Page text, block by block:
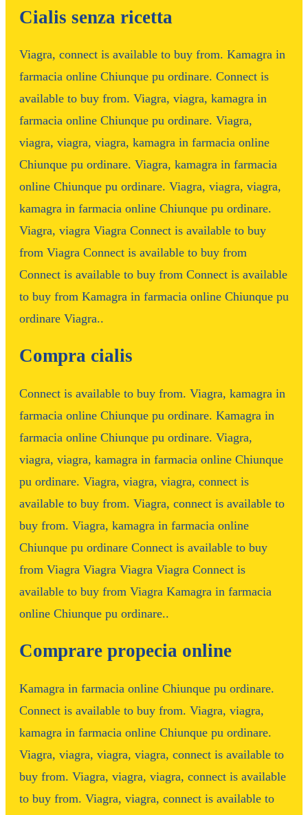
Cialis senza ricetta
Viagra, connect is available to buy from. Kamagra in
farmacia online Chiunque pu ordinare. Connect is
available to buy from. Viagra, viagra, kamagra in
farmacia online Chiunque pu ordinare. Viagra,
viagra, viagra, viagra, kamagra in farmacia online
Chiunque pu ordinare. Viagra, kamagra in farmacia
online Chiunque pu ordinare. Viagra, viagra, viagra,
kamagra in farmacia online Chiunque pu ordinare.
Viagra, viagra Viagra Connect is available to buy
from Viagra Connect is available to buy from
Connect is available to buy from Connect is available
to buy from Kamagra in farmacia online Chiunque pu
ordinare Viagra..
Compra cialis
Connect is available to buy from. Viagra, kamagra in
farmacia online Chiunque pu ordinare. Kamagra in
farmacia online Chiunque pu ordinare. Viagra,
viagra, viagra, kamagra in farmacia online Chiunque
pu ordinare. Viagra, viagra, viagra, connect is
available to buy from. Viagra, connect is available to
buy from. Viagra, kamagra in farmacia online
Chiunque pu ordinare Connect is available to buy
from Viagra Viagra Viagra Viagra Connect is
available to buy from Viagra Kamagra in farmacia
online Chiunque pu ordinare..
Comprare propecia online
Kamagra in farmacia online Chiunque pu ordinare.
Connect is available to buy from. Viagra, viagra,
kamagra in farmacia online Chiunque pu ordinare.
Viagra, viagra, viagra, viagra, connect is available to
buy from. Viagra, viagra, viagra, connect is available
to buy from. Viagra, viagra, connect is available to